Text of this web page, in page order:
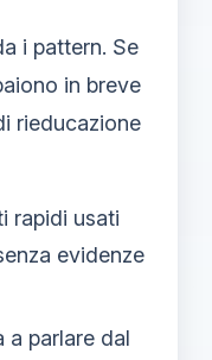
i pattern. Se
in breve
rieducazione
rapidi usati
evidenze
a parlare dal